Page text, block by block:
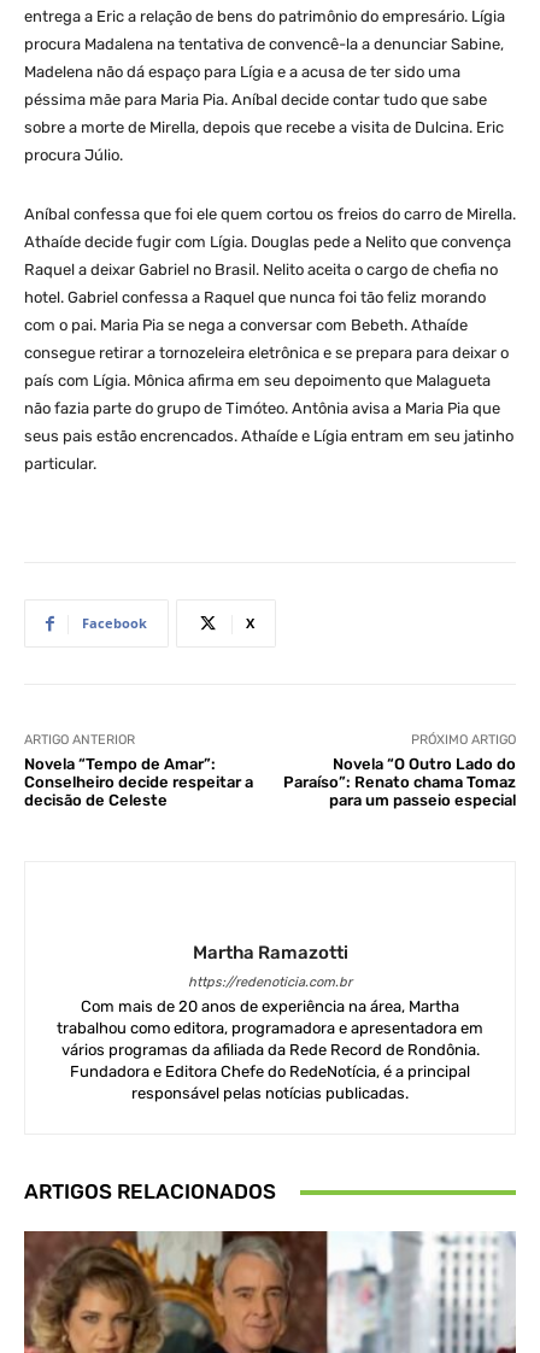
entrega a Eric a relação de bens do patrimônio do empresário. Lígia
procura Madalena na tentativa de convencê-la a denunciar Sabine,
Madelena não dá espaço para Lígia e a acusa de ter sido uma
péssima mãe para Maria Pia. Aníbal decide contar tudo que sabe
sobre a morte de Mirella, depois que recebe a visita de Dulcina. Eric
procura Júlio.
Aníbal confessa que foi ele quem cortou os freios do carro de Mirella.
Athaíde decide fugir com Lígia. Douglas pede a Nelito que convença
Raquel a deixar Gabriel no Brasil. Nelito aceita o cargo de chefia no
hotel. Gabriel confessa a Raquel que nunca foi tão feliz morando
com o pai. Maria Pia se nega a conversar com Bebeth. Athaíde
consegue retirar a tornozeleira eletrônica e se prepara para deixar o
país com Lígia. Mônica afirma em seu depoimento que Malagueta
não fazia parte do grupo de Timóteo. Antônia avisa a Maria Pia que
seus pais estão encrencados. Athaíde e Lígia entram em seu jatinho
particular.
Facebook X
ARTIGO ANTERIOR
Novela “Tempo de Amar”:
Conselheiro decide respeitar a
decisão de Celeste
PRÓXIMO ARTIGO
Novela “O Outro Lado do
Paraíso”: Renato chama Tomaz
para um passeio especial
Martha Ramazotti
https://redenoticia.com.br
Com mais de 20 anos de experiência na área, Martha
trabalhou como editora, programadora e apresentadora em
vários programas da afiliada da Rede Record de Rondônia.
Fundadora e Editora Chefe do RedeNotícia, é a principal
responsável pelas notícias publicadas.
ARTIGOS RELACIONADOS